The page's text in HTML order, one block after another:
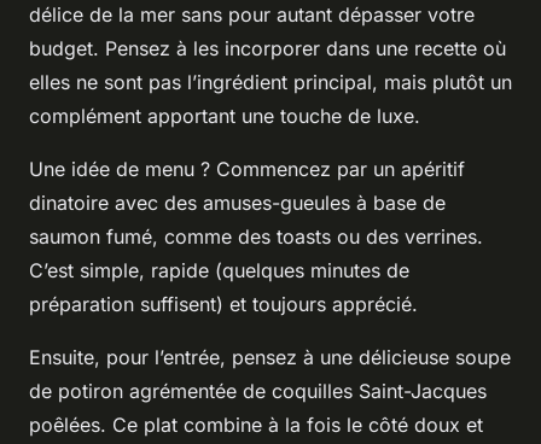
délice de la mer sans pour autant dépasser votre
budget. Pensez à les incorporer dans une recette où
elles ne sont pas l’ingrédient principal, mais plutôt un
complément apportant une touche de luxe.
Une idée de menu ? Commencez par un apéritif
dinatoire avec des amuses-gueules à base de
saumon fumé, comme des toasts ou des verrines.
C’est simple, rapide (quelques minutes de
préparation suffisent) et toujours apprécié.
Ensuite, pour l’entrée, pensez à une délicieuse soupe
de potiron agrémentée de coquilles Saint-Jacques
poêlées. Ce plat combine à la fois le côté doux et